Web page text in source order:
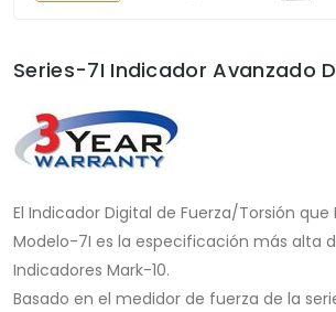
Series-7I Indicador Avanzado
El Indicador Digital de Fuerza/Torsión que
Modelo-7I es la especificación más alta
Indicadores Mark-10.
Basado en el medidor de fuerza de la